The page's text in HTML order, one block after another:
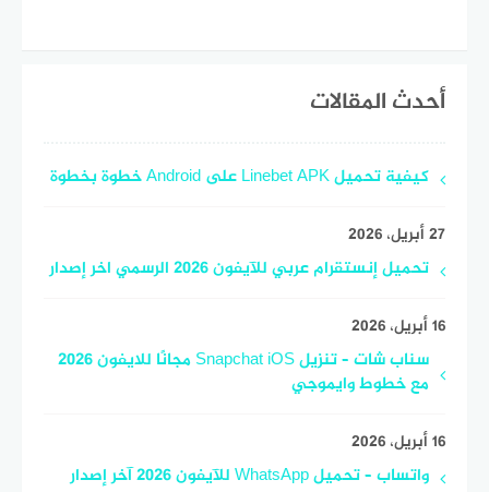
أحدث المقالات
كيفية تحميل Linebet APK على Android خطوة بخطوة
27 أبريل، 2026
تحميل إنستقرام عربي للآيفون 2026 الرسمي اخر إصدار
16 أبريل، 2026
سناب شات – تنزيل Snapchat iOS مجانًا للايفون 2026
مع خطوط وايموجي
16 أبريل، 2026
واتساب – تحميل WhatsApp للآيفون 2026 آخر إصدار